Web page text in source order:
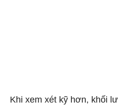
Khi xem xét kỹ hơn, khối